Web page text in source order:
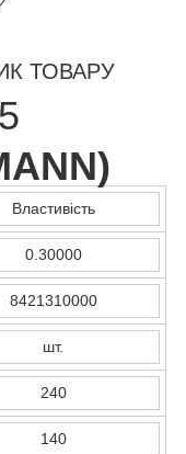
ТОВАРУ
)
Властивість
0.30000
8421310000
шт.
240
140